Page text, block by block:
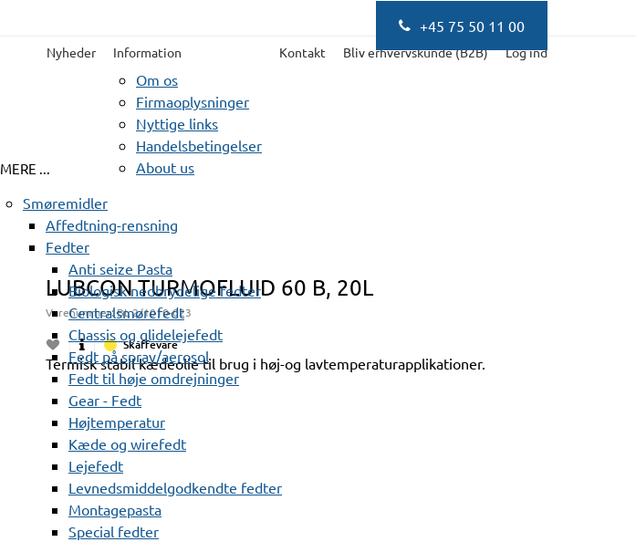
+45 75 50 11 00
Nyheder Information
Om os
Firmaoplysninger
Nyttige links
Handelsbetingelser
About us
Kontakt Bliv erhvervskunde (B2B) Log ind
MERE ...
Smøremidler
Affedtning-rensning
Fedter
Anti seize Pasta
Biologisk nedbrydelige fedter
Centralsmørefedt
Chassis og glidelejefedt
Fedt på spray/aerosol
Fedt til høje omdrejninger
Gear - Fedt
Højtemperatur
Kæde og wirefedt
Lejefedt
Levnedsmiddelgodkendte fedter
Montagepasta
Special fedter
LUBCON TURMOFLUID 60 B, 20L
Varenummer:BL 2/1010-023
Skaffevare
Termisk stabil kædeolie til brug i høj-og lavtemperaturapplikationer.